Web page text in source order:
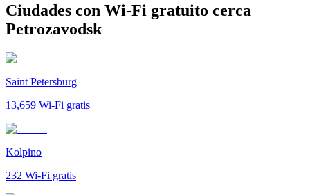
Ciudades con Wi-Fi gratuito cerca
Petrozavodsk
Saint Petersburg
13,659 Wi-Fi gratis
Kolpino
232 Wi-Fi gratis